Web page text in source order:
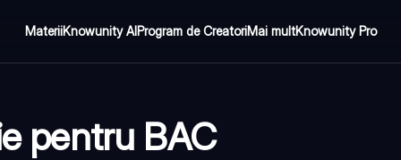
MateriiKnowunity AIProgram de CreatoriMai multKnowunity Pro
pentru BAC